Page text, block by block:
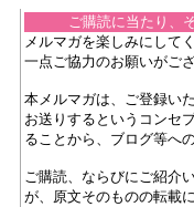
ご購読に当たり、
メルマガを楽しみにして
一点ご協力のお願いがご
本メルマガは、ご登録い
お送りするというコンセ
ることから、ブログ等へ
ご購読、ならびにご紹介
が、原文そのものの転載